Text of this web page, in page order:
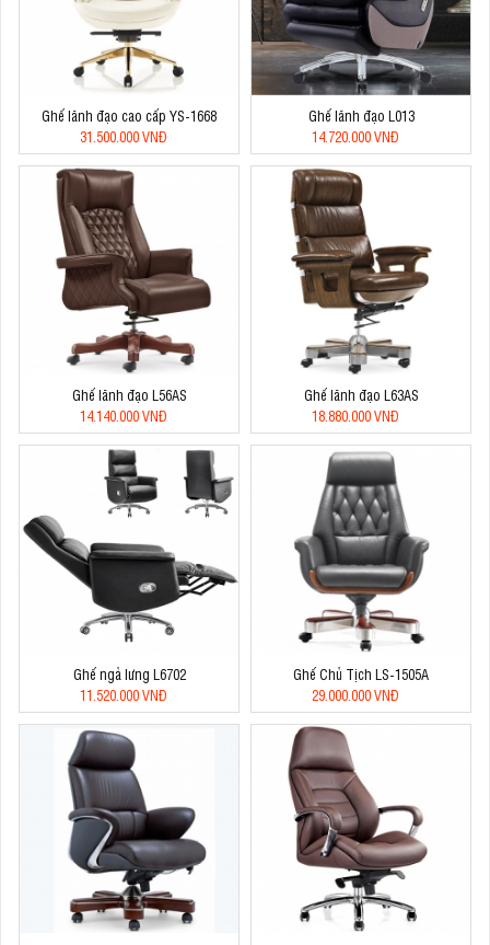
Ghế lãnh đạo cao cấp YS-1668
31.500.000 VNĐ
Ghế lãnh đạo L013
14.720.000 VNĐ
Ghế lãnh đạo L56AS
14.140.000 VNĐ
Ghế lãnh đạo L63AS
18.880.000 VNĐ
Ghế ngả lưng L6702
11.520.000 VNĐ
Ghế Chủ Tịch LS-1505A
29.000.000 VNĐ